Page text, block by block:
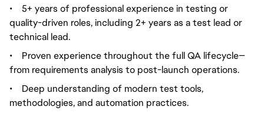
•
5+ years of professional experience in testing or
quality-driven roles, including 2+ years as a test lead or
technical lead.
•
Proven experience throughout the full QA lifecycle—
from requirements analysis to post-launch operations.
•
Deep understanding of modern test tools,
methodologies, and automation practices.